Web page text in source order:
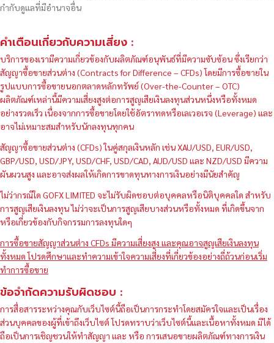
กำกับดูแลที่มีอำนาจอื่น
คำเตือนเกี่ยวกับความเสี่ยง :
บริการของเรามีความเกี่ยวข้องกับผลิตภัณฑ์อนุพันธ์ที่มีความซับซ้อน ซึ่งเรียกว่า
สัญญาซื้อขายส่วนต่าง (Contracts for Difference – CFDs) โดยมีการซื้อขายใน
รูปแบบการซื้อขายนอกตลาดหลักทรัพย์ (Over-the-Counter – OTC)
ผลิตภัณฑ์เหล่านี้มีความเสี่ยงสูงต่อการสูญเสียเงินลงทุนส่วนหนึ่งหรือทั้งหมด
อย่างรวดเร็ว เนื่องจากการซื้อขายโดยใช้อัตราทดหรือเลเวอเรจ (Leverage) และ
อาจไม่เหมาะสมสำหรับนักลงทุนทุกคน
สัญญาซื้อขายส่วนต่าง (CFDs) ในคู่สกุลเงินหลัก เช่น XAU/USD, EUR/USD,
GBP/USD, USD/JPY, USD/CHF, USD/CAD, AUD/USD และ NZD/USD มีความ
ผันผวนสูง และอาจส่งผลให้เกิดการขาดทุนทางการเงินอย่างมีนัยสำคัญ
ไม่ว่ากรณีใด GOFX LIMITED จะไม่รับผิดชอบต่อบุคคลหรือนิติบุคคลใด สำหรับ
การสูญเสียเงินลงทุน ไม่ว่าจะเป็นการสูญเสียบางส่วนหรือทั้งหมด ที่เกิดขึ้นจาก
หรือเกี่ยวข้องกับกิจกรรมการลงทุนใดๆ
การซื้อขายสัญญาส่วนต่าง CFDs มีความเสี่ยงสูง และคุณอาจสูญเสียเงินลงทุน
ทั้งหมด โปรดศึกษาและทำความเข้าใจความเสี่ยงที่เกี่ยวข้องอย่างถี่ถ้วนก่อนเริ่ม
ทำการซื้อขาย
ข้อจำกัดความรับผิดชอบ :
การสื่อสารระหว่างคุณกับเว็บไซต์นี้ถือเป็นการกระทำโดยสมัครใจและเป็นเรื่อง
ส่วนบุคคลของผู้ที่เข้าถึงเว็บไซต์ โปรดทราบว่าเว็บไซต์นี้และเนื้อหาทั้งหมด มิได้
ถือเป็นการเชิญชวนให้ทำสัญญา และ หรือ การเสนอขายผลิตภัณฑ์ทางการเงิน